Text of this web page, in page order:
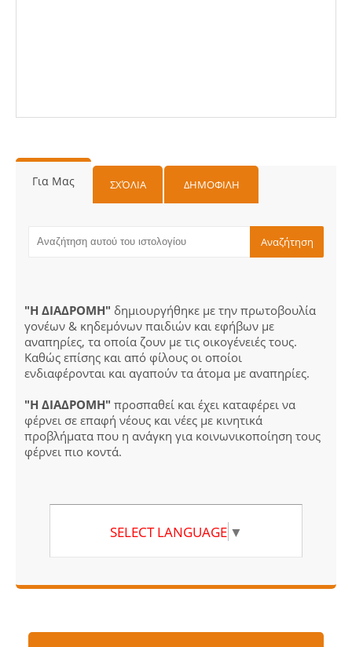
Για Μας ΣΧΌΛΙΑ ΔΗΜΟΦΙΛΗ
"Η ΔΙΑΔΡΟΜΗ" δημιουργήθηκε με την πρωτοβουλία
γονέων & κηδεμόνων παιδιών και εφήβων με
αναπηρίες, τα οποία ζουν με τις οικογένειές τους.
Καθώς επίσης και από φίλους οι οποίοι
ενδιαφέρονται και αγαπούν τα άτομα με αναπηρίες.
"Η ΔΙΑΔΡΟΜΗ" προσπαθεί και έχει καταφέρει να
φέρνει σε επαφή νέους και νέες με κινητικά
προβλήματα που η ανάγκη για κοινωνικοποίηση τους
φέρνει πιο κοντά.
SELECT LANGUAGE ▼